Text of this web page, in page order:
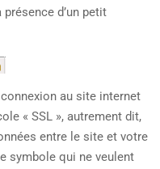
d’un petit
au site internet
« SSL », autrement dit,
entre le site et votre
symbole qui ne veulent